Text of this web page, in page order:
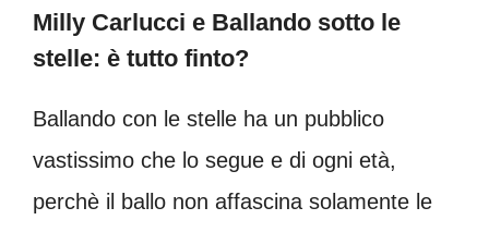
Milly Carlucci e Ballando sotto le
stelle: è tutto finto?
Ballando con le stelle ha un pubblico
vastissimo che lo segue e di ogni età,
perchè il ballo non affascina solamente le